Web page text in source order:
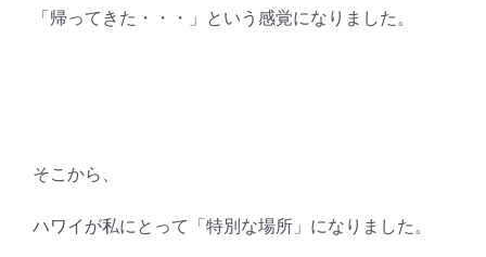
「帰ってきた・・・」という感覚になりました。
そこから、
ハワイが私にとって「特別な場所」になりました。